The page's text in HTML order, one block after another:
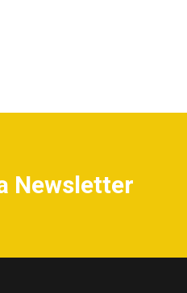
Newsletter